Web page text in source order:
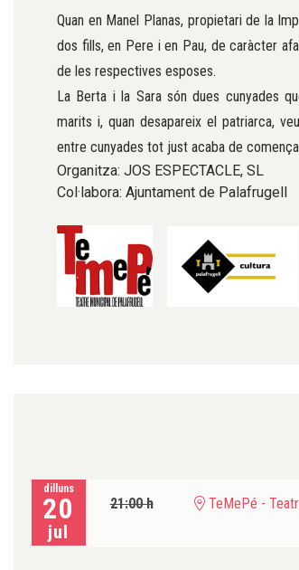
Quan en Manel Planas, propietari de la
dos fills, en Pere i en Pau, de caràcter
de les respectives esposes.
La Berta i la Sara són dues cunyades
marits i, quan desapareix el patriarca,
entre cunyades tot just acaba de
Organitza: JOS ESPECTACLE, SL
Col·labora: Ajuntament de Palafrugell
dilluns
20
jul
21:00 h TeMePé -